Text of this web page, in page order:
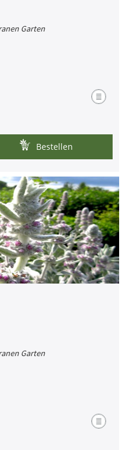
Garten
Bestellen
Garten